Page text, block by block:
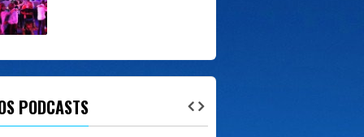
PODCASTS